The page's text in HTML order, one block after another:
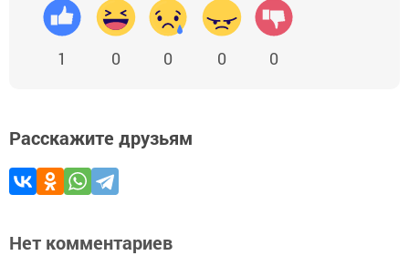
1 0 0 0 0
Расскажите друзьям
Нет комментариев